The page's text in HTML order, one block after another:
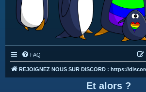
FAQ
REJOIGNEZ NOUS SUR DISCORD : https://
Et alors ?